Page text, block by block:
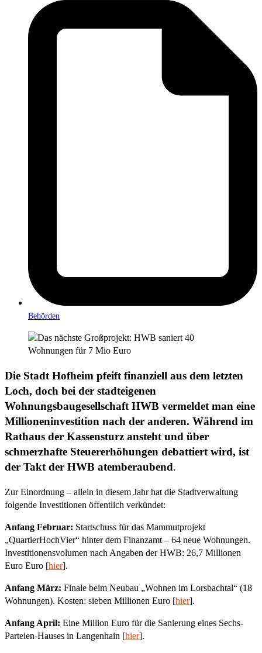
Behörden
Die Stadt Hofheim pfeift finanziell aus dem letzten
Loch, doch bei der stadteigenen
Wohnungsbaugesellschaft HWB vermeldet man eine
Millioneninvestition nach der anderen. Während im
Rathaus der Kassensturz ansteht und über
schmerzhafte Steuererhöhungen debattiert wird, ist
der Takt der HWB atemberaubend.
Zur Einordnung – allein in diesem Jahr hat die Stadtverwaltung
folgende Investitionen öffentlich verkündet:
Anfang Februar: Startschuss für das Mammutprojekt
„QuartierHochVier“ hinter dem Finanzamt – 64 neue Wohnungen.
Investitionensvolumen nach Angaben der HWB: 26,7 Millionen
Euro Euro [hier].
Anfang März: Finale beim Neubau „Wohnen im Lorsbachtal“ (18
Wohnungen). Kosten: sieben Millionen Euro [hier].
Anfang April: Eine Million Euro für die Sanierung eines Sechs-
Parteien-Hauses in Langenhain [hier].